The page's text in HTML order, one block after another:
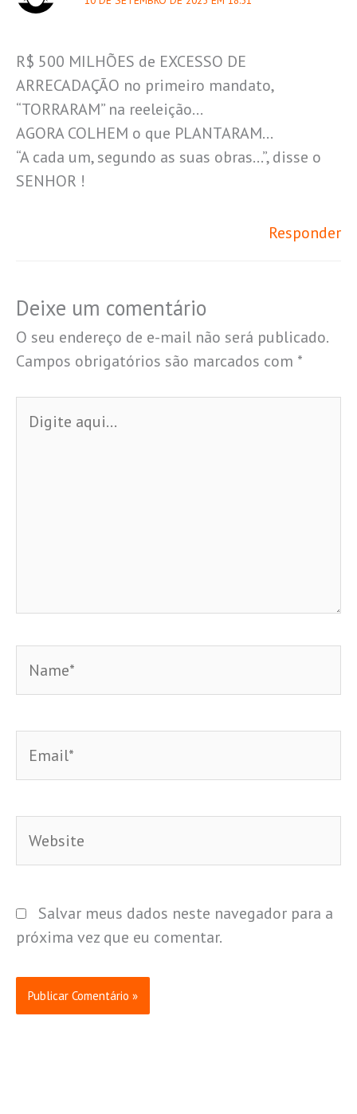
R$ 500 MILHÕES de EXCESSO DE
ARRECADAÇÃO no primeiro mandato,
“TORRARAM” na reeleição…
AGORA COLHEM o que PLANTARAM…
“A cada um, segundo as suas obras…”, disse o
SENHOR !
Responder
Deixe um comentário
O seu endereço de e-mail não será publicado.
Campos obrigatórios são marcados com *
aqui...
Salvar meus dados neste navegador para a
próxima vez que eu comentar.